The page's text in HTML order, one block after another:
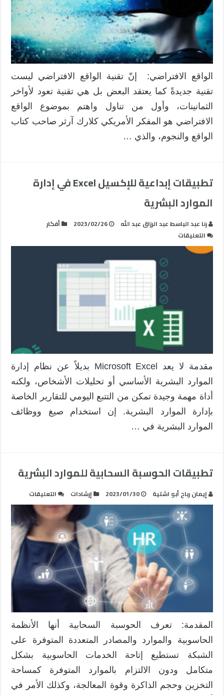
عقد
الاجتماعات
الافتراضية
للموارد
البشرية
مغلقة
الواقع الافتراضي: إنّ تقنية الواقع الافتراضي ليست
تقنية جديدةً كما يعتقد البعض بل هي تقنية تعود لأواخر
الثمانينات، وأول من تناول واهتم بموضوع الواقع
الافتراضي هو المفكر الأمريكي كلارك آرثر صاحب كتاب
الواقع والنجوم، والذي …
تطبيقات إبداعية للإكسيل Excel في إدارة
الموارد البشرية
رنا عبد الباسط عبد الرزاق عبد الله 2023/02/26
أفكار
التعليقات
تطبيقات
إبداعية
للإكسيل
Excel
إدارة
الموارد
البشرية
مغلقة
مقدمة لا يعد Microsoft Excel بديلاً عن نظام إدارة
الموارد البشرية الأساسي أو تحليلات الأشخاص، ولكنه
أداة مهمة وجيدة تمكن من التتبع اليومي للتقارير الخاصة
بإدارة الموارد البشرية. إن استخدام صيغ ووظائف
الموارد البشرية في …
تطبيقات الحوسبة السحابية للموارد البشرية
إيمان رباح أبو اشتية 2023/01/30 إرشادات التعليقات
تطبيقات
الحوسبة
السحابية
للموارد
البشرية
مغلقة
المقدمة: تعرف الحوسبة السحابية أنها الأنظمة
الحاسوبية والموارد والمصادر المتعددة المتوفرة على
الشبكة تستطيع إتاحة الخدمات الحاسوبية بشكل
متكامل ودون الالتزام بالموارد المتوفرة كمساحة
التخزين وحجم الذاكرة وقوة المعالجة، وكذلك الأمر في